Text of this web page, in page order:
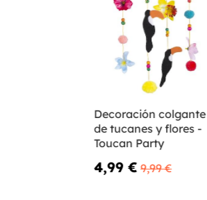
Decoración colgante
de tucanes y flores -
Toucan Party
4,99 € 9,99 €